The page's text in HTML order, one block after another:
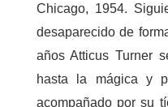
Chicago, 1954.
desaparecido de
años Atticus Turner
hasta la mágica y
acompañado por su